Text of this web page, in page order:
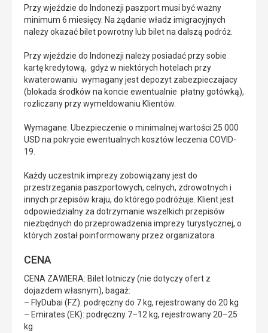
Przy wjeździe do Indonezji paszport musi być ważny
minimum 6 miesięcy. Na żądanie władz imigracyjnych
należy okazać bilet powrotny lub bilet na dalszą podróż.
Przy wjeździe do Indonezji należy posiadać przy sobie
kartę kredytową, gdyż w niektórych hotelach przy
kwaterowaniu wymagany jest depozyt zabezpieczajacy
(blokada środków na koncie ewentualnie płatny gotówką),
rozliczany przy wymeldowaniu Klientów.
Wymagane: Ubezpieczenie o minimalnej wartości 25 000
USD na pokrycie ewentualnych kosztów leczenia COVID-
19.
Każdy uczestnik imprezy zobowiązany jest do
przestrzegania paszportowych, celnych, zdrowotnych i
innych przepisów kraju, do którego podróżuje. Klient jest
odpowiedzialny za dotrzymanie wszelkich przepisów
niezbędnych do przeprowadzenia imprezy turystycznej, o
których został poinformowany przez organizatora
CENA
CENA ZAWIERA: Bilet lotniczy (nie dotyczy ofert z
dojazdem własnym), bagaż:
– FlyDubai (FZ): podręczny do 7 kg, rejestrowany do 20 kg
– Emirates (EK): podręczny 7–12 kg, rejestrowany 20–25
kg